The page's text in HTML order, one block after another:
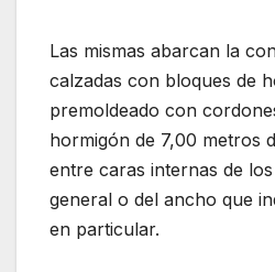
Las mismas abarcan la
calzadas con bloques de
premoldeado con
hormigón de 7,00 metros
entre caras internas de
general o del ancho que
en particular.